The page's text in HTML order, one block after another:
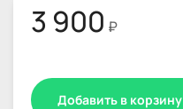
3 900 ₽
Добавить в корзину